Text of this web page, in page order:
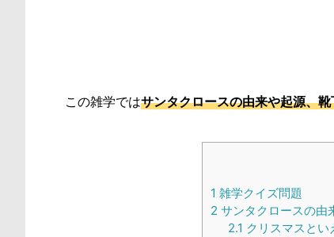
この雑学ではサンタクロースの由来や起源、
1 雑学クイズ問題
2 サンタクロースの由
2.1 クリスマスとい